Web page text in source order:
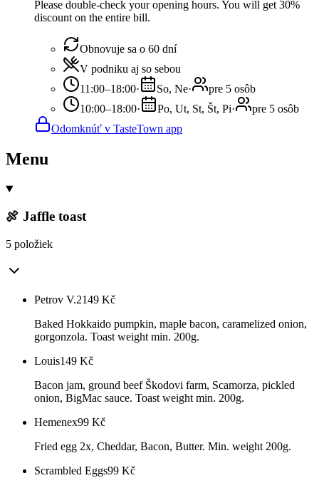
Please double-check your opening hours. You will get 30%
discount on the entire bill.
Obnovuje sa o 60 dní
V podniku aj so sebou
11:00–18:00· So, Ne·
pre 5 osôb
10:00–18:00· Po, Ut, St, Št, Pi·
pre 5 osôb
Odomknúť v TasteTown app
Menu
🍖 Jaffle toast
5 položiek
Petrov V.2149 Kč
Baked Hokkaido pumpkin, maple bacon, caramelized onion,
gorgonzola. Toast weight min. 200g.
Louis149 Kč
Bacon jam, ground beef Škodovi farm, Scamorza, pickled
onion, BigMac sauce. Toast weight min. 200g.
Hemenex99 Kč
Fried egg 2x, Cheddar, Bacon, Butter. Min. weight 200g.
Scrambled Eggs99 Kč